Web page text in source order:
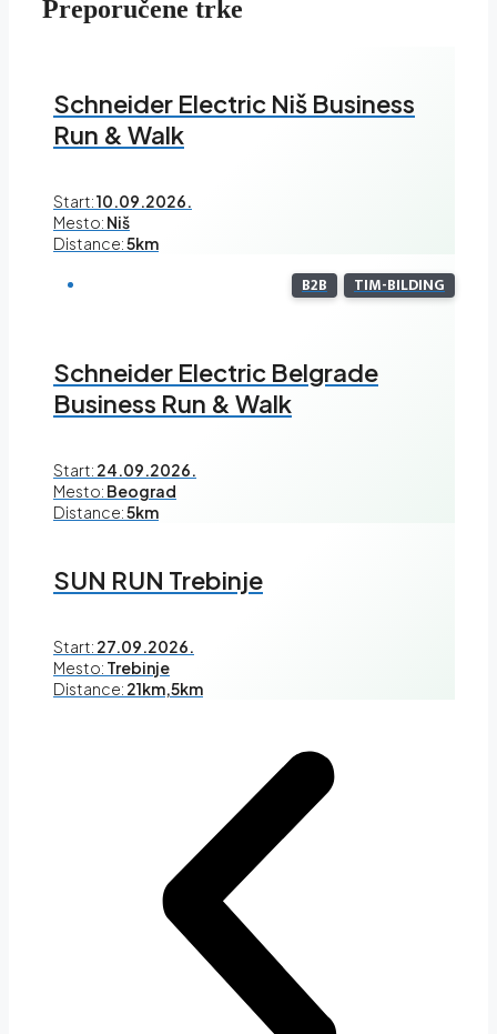
Preporučene trke
Schneider Electric Niš Business
Run & Walk
Start:10.09.2026.
Mesto: Niš
Distance:5km
B2B TIM-BILDING
Schneider Electric Belgrade
Business Run & Walk
Start: 24.09.2026.
Mesto: Beograd
Distance:5km
SUN RUN Trebinje
Start: 27.09.2026.
Mesto: Trebinje
Distance: 21km,5km